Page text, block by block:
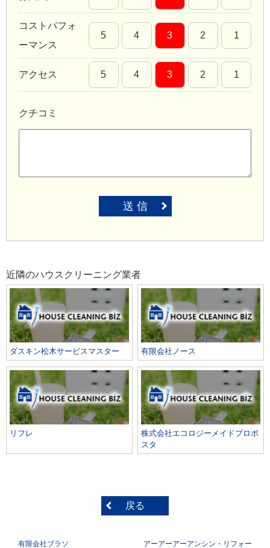
コストパフォ
ーマンス
5 4 3 2 1
アクセス 5 4 3 2 1
クチコミ
送 信
近隣のハウスクリーニング業者
ダスキン松木サービスマスター 有限会社ノース
リフレ
株式会社エコロジーメイドプロポ
スタ
戻る
有限会社ブラソ
アーアーアーアンシン・リフォー